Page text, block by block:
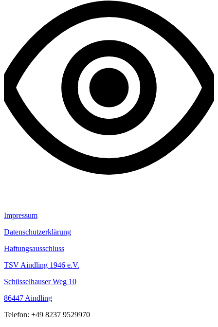
Impressum
Datenschutzerklärung
Haftungsausschluss
TSV Aindling 1946 e.V.
Schüsselhauser Weg 10
86447 Aindling
Telefon: +49 8237 9529970